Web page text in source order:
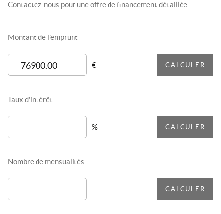
Contactez-nous pour une offre de financement détaillée
Montant de l'emprunt
€ CALCULER
Taux d'intérêt
% CALCULER
Nombre de mensualités
CALCULER